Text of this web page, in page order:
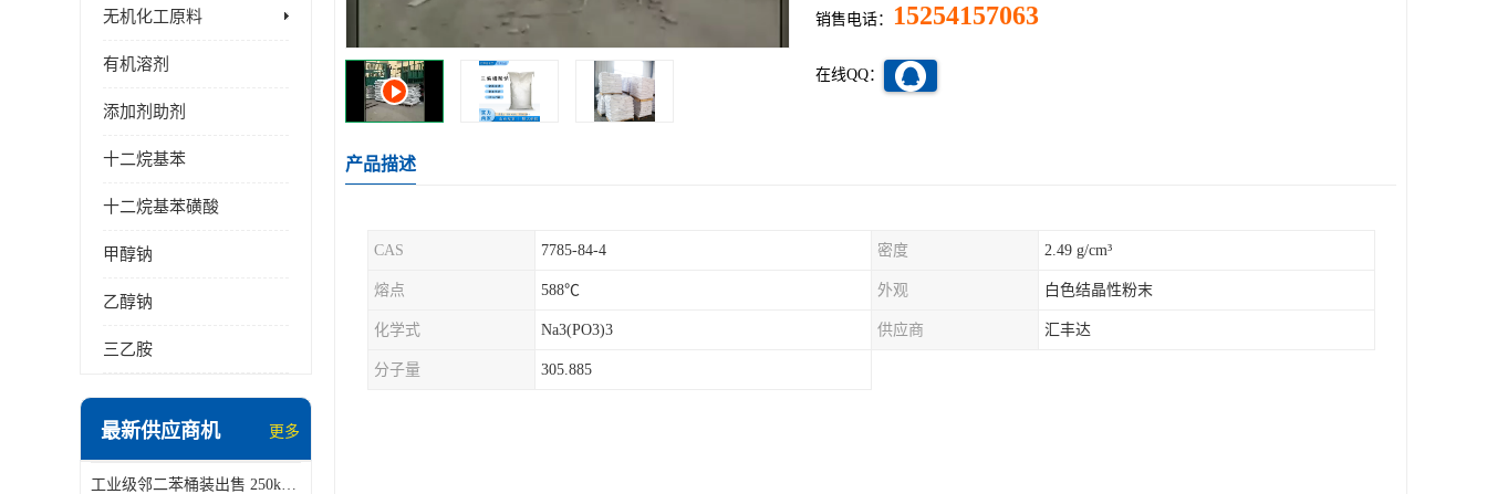
无机化工原料
有机溶剂
添加剂助剂
十二烷基苯
十二烷基苯磺酸
甲醇钠
乙醇钠
三乙胺
最新供应商机 更多
工业级邻二苯桶装出售 250kg/桶 95-50-1
销售电话： 15254157063
在线QQ：
产品描述
CAS 7785-84-4 密度 2.49 g/cm³
熔点 588℃ 外观 白色结晶性粉末
化学式 Na3(PO3)3 供应商 汇丰达
分子量 305.885